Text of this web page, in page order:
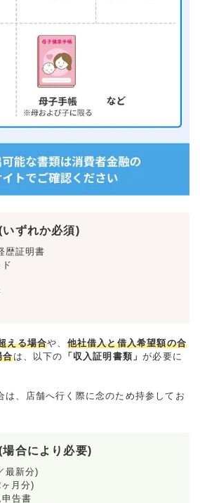
ずれか必須)
歴証明書
える場合や、 他社借入と借入希望額の合
合は、以下の 「収入証明書類」が必要に
は、店舗へ行く際に念のため持参してお
合により必要)
最新分)
月分)
告書